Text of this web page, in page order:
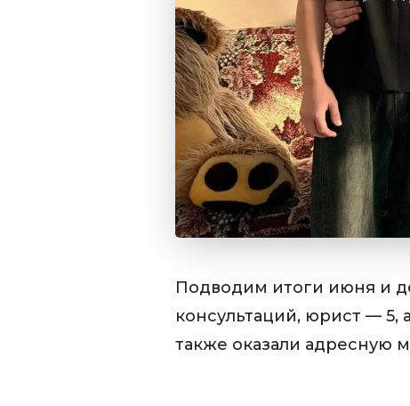
Подводим итоги июня и
консультаций, юрист —
также оказали адресную